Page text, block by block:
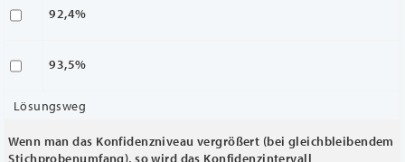
92,4%
93,5%
Lösungsweg
Wenn man das Konfidenzniveau vergrößert (bei gleichbleibendem
Stichprobenumfang), so wird das Konfidenzintervall